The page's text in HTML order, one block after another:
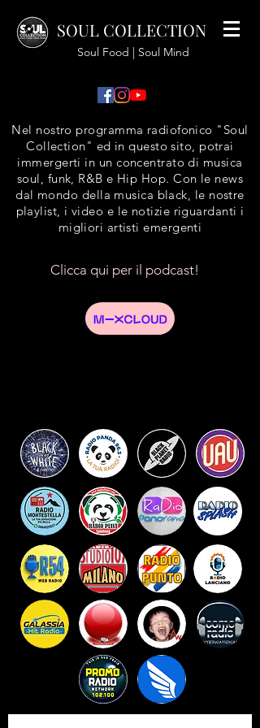
SOUL COLLECTION
Soul Food | Soul Mind
Nel nostro programma radiofonico "Soul
Collection" ed in questo sito, potrai
immergerti in un concentrato di musica
soul, funk, R&B e Hip Hop. Con le news
dal mondo della musica black, le nostre
playlist, i video e le notizie riguardanti i
migliori artisti emergenti
Clicca qui per il podcast!